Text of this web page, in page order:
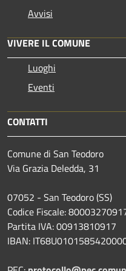
Avvisi
VIVERE IL COMUNE
Luoghi
Eventi
CONTATTI
Comune di San Teodoro
Via Grazia Deledda, 31
07052 - San Teodoro (SS)
Codice Fiscale:
Partita IVA: 00913810917
IBAN: